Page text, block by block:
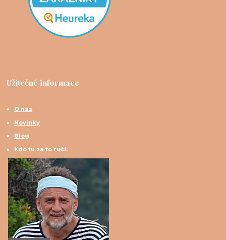
Užitečné informace
O nás
Novinky
Blog
Kdo tu za to ručí: